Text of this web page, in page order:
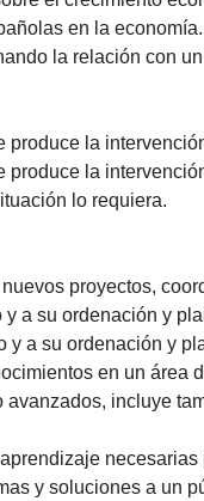
en la economía.
la relación con
la
la
lo requiera.
proyectos,
a su ordenación y
y a su ordenación y
en un
incluye
y soluciones a un